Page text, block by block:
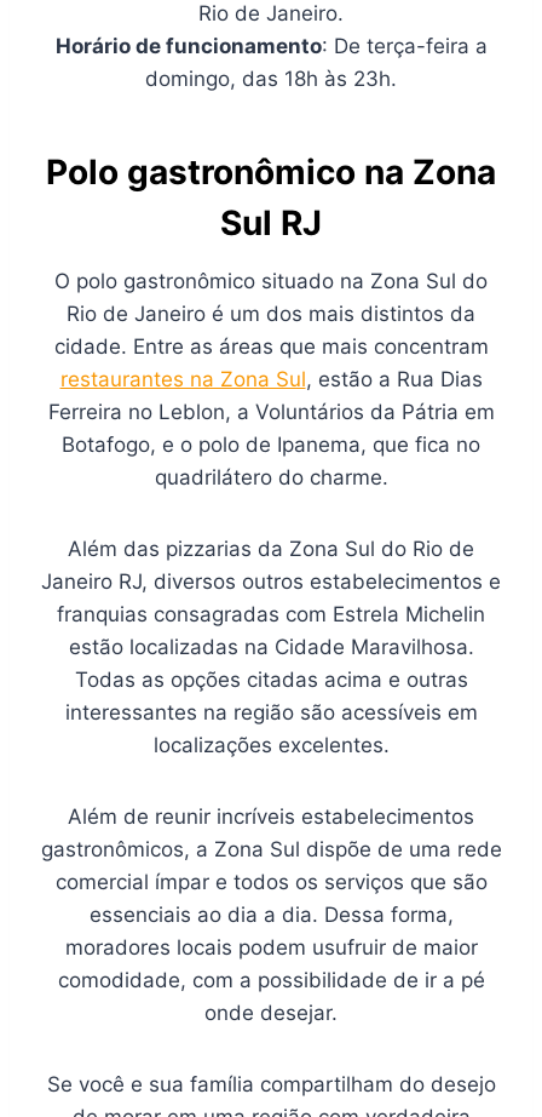
Rio de Janeiro.
Horário de funcionamento: De terça-feira a
domingo, das 18h às 23h.
Polo gastronômico na Zona
Sul RJ
O polo gastronômico situado na Zona Sul do
Rio de Janeiro é um dos mais distintos da
cidade. Entre as áreas que mais concentram
restaurantes na Zona Sul, estão a Rua Dias
Ferreira no Leblon, a Voluntários da Pátria em
Botafogo, e o polo de Ipanema, que fica no
quadrilátero do charme.
Além das pizzarias da Zona Sul do Rio de
Janeiro RJ, diversos outros estabelecimentos e
franquias consagradas com Estrela Michelin
estão localizadas na Cidade Maravilhosa.
Todas as opções citadas acima e outras
interessantes na região são acessíveis em
localizações excelentes.
Além de reunir incríveis estabelecimentos
gastronômicos, a Zona Sul dispõe de uma rede
comercial ímpar e todos os serviços que são
essenciais ao dia a dia. Dessa forma,
moradores locais podem usufruir de maior
comodidade, com a possibilidade de ir a pé
onde desejar.
Se você e sua família compartilham do desejo